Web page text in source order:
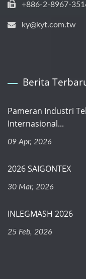
+886-2-8967-
ky@kyt.com.tw
Berita
Pameran Industri
Internasional...
09 Apr, 2026
2026 SAIGONTEX
30 Mar, 2026
INLEGMASH 2026
25 Feb, 2026